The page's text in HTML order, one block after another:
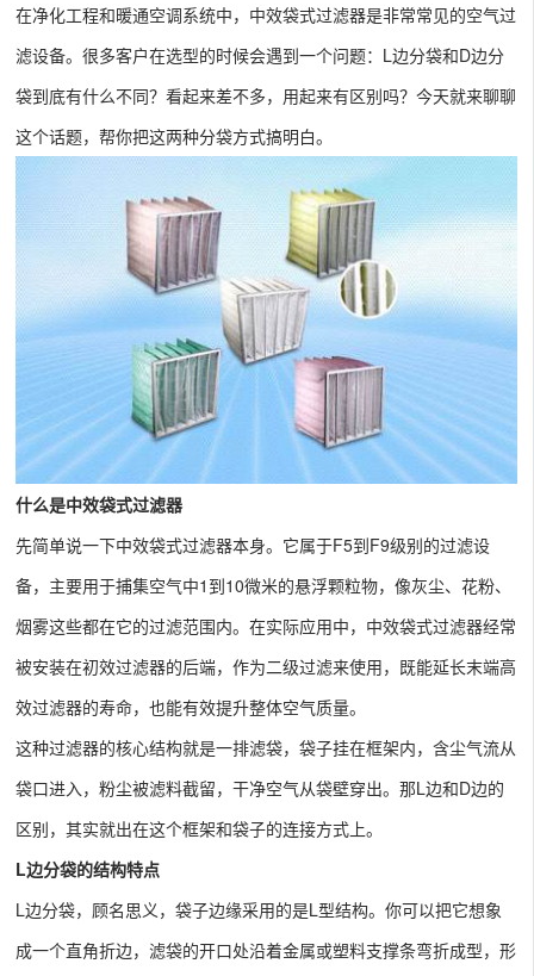
在净化工程和暖通空调系统中，中效袋式过滤器是非常常见的空气过
滤设备。很多客户在选型的时候会遇到一个问题：L边分袋和D边分
袋到底有什么不同？看起来差不多，用起来有区别吗？今天就来聊聊
这个话题，帮你把这两种分袋方式搞明白。
什么是中效袋式过滤器
先简单说一下中效袋式过滤器本身。它属于F5到F9级别的过滤设
备，主要用于捕集空气中1到10微米的悬浮颗粒物，像灰尘、花粉、
烟雾这些都在它的过滤范围内。在实际应用中，中效袋式过滤器经常
被安装在初效过滤器的后端，作为二级过滤来使用，既能延长末端高
效过滤器的寿命，也能有效提升整体空气质量。
这种过滤器的核心结构就是一排滤袋，袋子挂在框架内，含尘气流从
袋口进入，粉尘被滤料截留，干净空气从袋壁穿出。那L边和D边的
区别，其实就出在这个框架和袋子的连接方式上。
L边分袋的结构特点
L边分袋，顾名思义，袋子边缘采用的是L型结构。你可以把它想象
成一个直角折边，滤袋的开口处沿着金属或塑料支撑条弯折成型，形